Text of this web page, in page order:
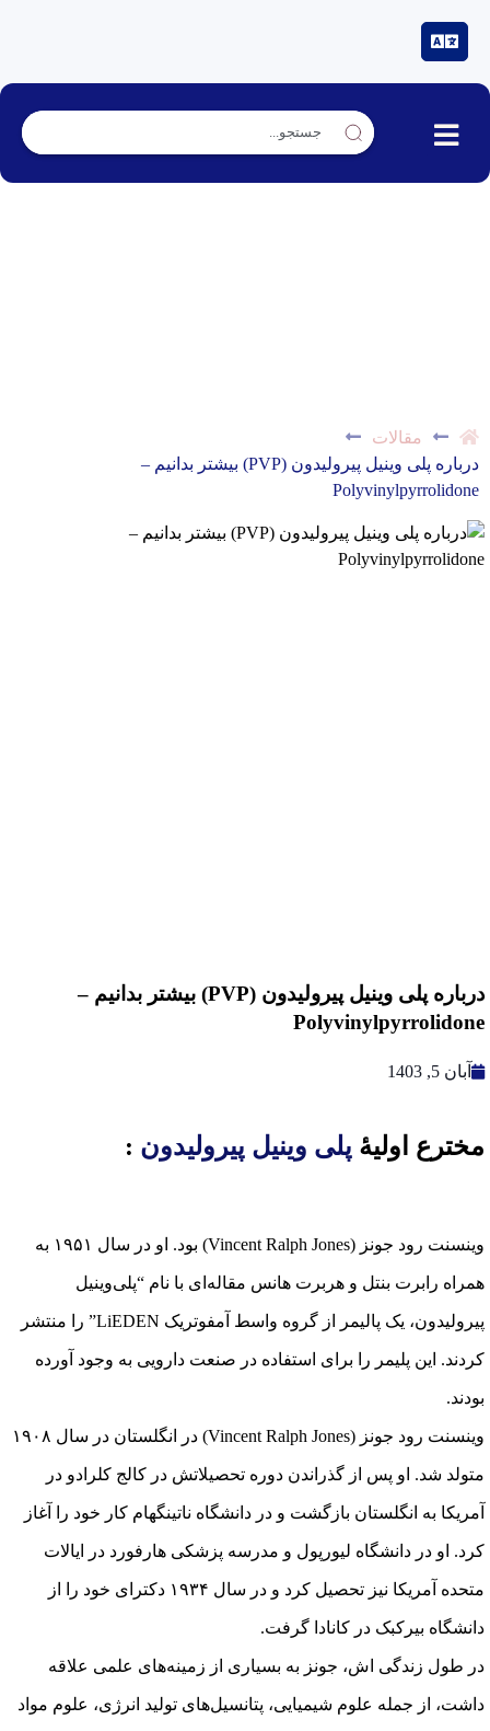
مقالات
درباره پلی وینیل پیرولیدون (PVP) بیشتر بدانیم –
Polyvinylpyrrolidone
درباره پلی وینیل پیرولیدون (PVP) بیشتر بدانیم –
Polyvinylpyrrolidone
آبان 5, 1403
مخترع اولیهٔ پلی وینیل پیرولیدون :
وینسنت رود جونز (Vincent Ralph Jones) بود. او در سال ۱۹۵۱ به
همراه رابرت بنتل و هربرت هانس مقاله‌ای با نام “پلی‌وینیل
پیرولیدون، یک پالیمر از گروه واسط آمفوتریک LiEDEN” را منتشر
کردند. این پلیمر را برای استفاده در صنعت دارویی به وجود آورده
بودند.
وینسنت رود جونز (Vincent Ralph Jones) در انگلستان در سال ۱۹۰۸
متولد شد. او پس از گذراندن دوره تحصیلاتش در کالج کلرادو در
آمریکا به انگلستان بازگشت و در دانشگاه ناتینگهام کار خود را آغاز
کرد. او در دانشگاه لیورپول و مدرسه پزشکی هارفورد در ایالات
متحده آمریکا نیز تحصیل کرد و در سال ۱۹۳۴ دکترای خود را از
دانشگاه بیرکبک در کانادا گرفت.
در طول زندگی اش، جونز به بسیاری از زمینه‌های علمی علاقه
داشت، از جمله علوم شیمیایی، پتانسیل‌های تولید انرژی، علوم مواد